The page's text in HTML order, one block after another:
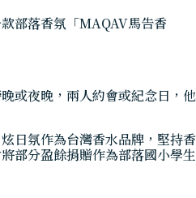
部落香氛「MAQAV馬告香
或夜晚，兩人約會或紀念日，他
日氛作為台灣香水品牌，堅持香
部分盈餘捐贈作為部落國小學生